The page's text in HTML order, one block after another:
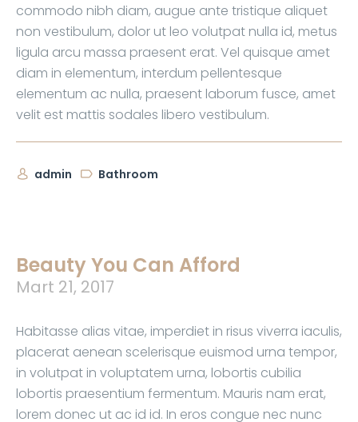
commodo nibh diam, augue ante tristique aliquet
non vestibulum, dolor ut leo volutpat nulla id, metus
ligula arcu massa praesent erat. Vel quisque amet
diam in elementum, interdum pellentesque
elementum ac nulla, praesent laborum fusce, amet
velit est mattis sodales libero vestibulum.
admin Bathroom
Beauty You Can Afford
Mart 21, 2017
Habitasse alias vitae, imperdiet in risus viverra iaculis,
placerat aenean scelerisque euismod urna tempor,
in volutpat in voluptatem urna, lobortis cubilia
lobortis praesentium fermentum. Mauris nam erat,
lorem donec ut ac id id. In eros congue nec nunc